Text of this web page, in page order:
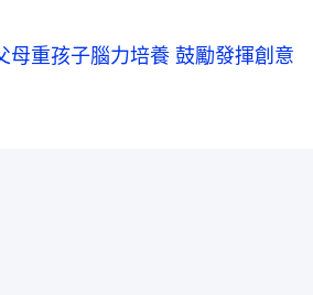
母重孩子腦力培養 鼓勵發揮創意